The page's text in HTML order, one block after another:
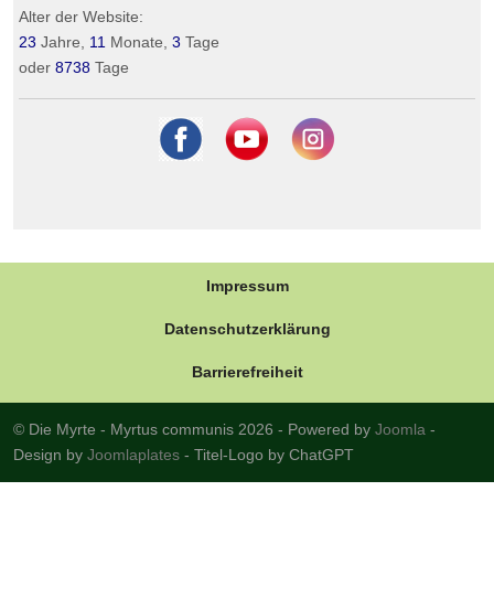
Alter der Website:
23 Jahre, 11 Monate, 3 Tage
oder 8738 Tage
Impressum
Datenschutzerklärung
Barrierefreiheit
© Die Myrte - Myrtus communis 2026 - Powered by Joomla -
Design by Joomlaplates - Titel-Logo by ChatGPT